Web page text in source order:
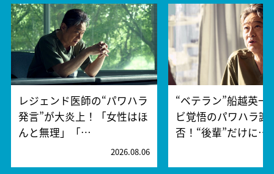
レジェンド医師の“パワハラ
発言”が大炎上！「女性はほ
んと無理」「…
2026.08.06
“ベテラン”船越英一
ビ覚悟のパワハラ謝
否！“後輩”だけに…